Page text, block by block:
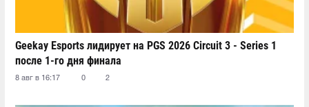
Geekay Esports лидирует на PGS 2026 Circuit 3 - Series 1
после 1-го дня финала
8 авг в 16:17 0 2